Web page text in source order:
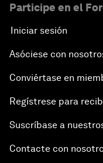
Participe en el
Iniciar sesión
Asóciese con
Conviértase en
Regístrese para
Suscríbase a
Contacte con